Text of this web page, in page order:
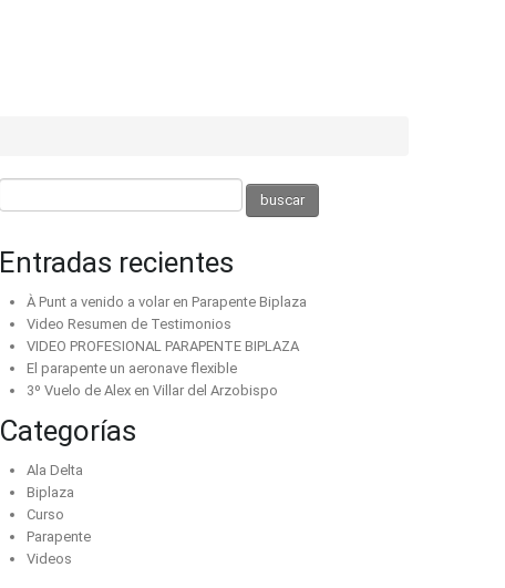
Entradas recientes
À Punt a venido a volar en Parapente Biplaza
Video Resumen de Testimonios
VIDEO PROFESIONAL PARAPENTE BIPLAZA
El parapente un aeronave flexible
3º Vuelo de Alex en Villar del Arzobispo
Categorías
Ala Delta
Biplaza
Curso
Parapente
Videos